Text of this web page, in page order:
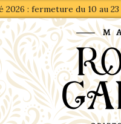
2026 : fermeture du 10 au